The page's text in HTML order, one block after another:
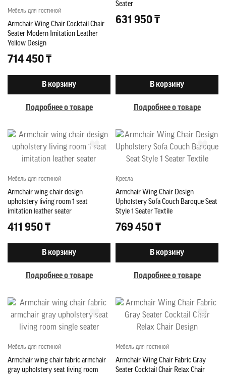
Мебель для гостиной
Armchair Wing Chair Cocktail Chair
Seater Modern Imitation Leather
Yellow Design
714 450 ₸
В корзину
Подробнее о товаре
Seater
631 950 ₸
В корзину
Подробнее о товаре
Мебель для гостиной
Armchair wing chair design
upholstery living room 1 seat
imitation leather seater
411 950 ₸
В корзину
Подробнее о товаре
Кресла
Armchair Wing Chair Design
Upholstery Sofa Couch Baroque Seat
Style 1 Seater Textile
769 450 ₸
В корзину
Подробнее о товаре
Мебель для гостиной
Armchair wing chair fabric armchair
gray upholstery seat living room
Мебель для гостиной
Armchair Wing Chair Fabric Gray
Seater Cocktail Chair Relax Chair